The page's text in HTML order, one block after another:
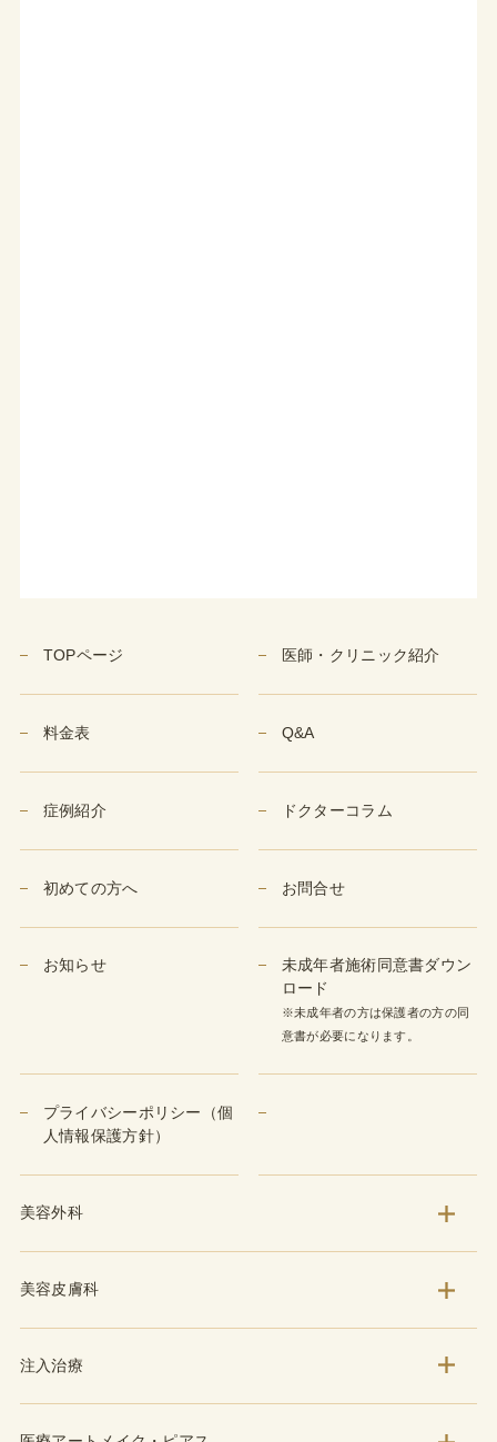
TOPページ 医師・クリニック紹介
料金表 Q&A
症例紹介 ドクターコラム
初めての方へ お問合せ
お知らせ
未成年者施術同意書ダウン
ロード
※未成年者の方は保護者の方の同
意書が必要になります。
プライバシーポリシー（個
人情報保護方針）
美容外科
美容皮膚科
注入治療